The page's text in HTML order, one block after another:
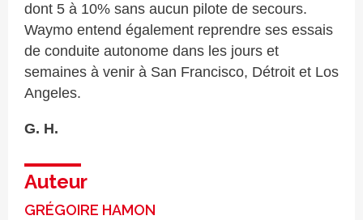
dont 5 à 10% sans aucun pilote de secours.
Waymo entend également reprendre ses essais
de conduite autonome dans les jours et
semaines à venir à San Francisco, Détroit et Los
Angeles.
G. H.
Auteur
GRÉGOIRE HAMON